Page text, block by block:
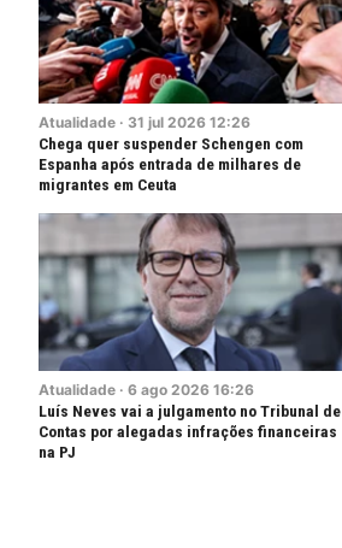
Atualidade · 31 jul 2026 12:26
Chega quer suspender Schengen com
Espanha após entrada de milhares de
migrantes em Ceuta
Atualidade · 6 ago 2026 16:26
Luís Neves vai a julgamento no Tribunal de
Contas por alegadas infrações financeiras
na PJ